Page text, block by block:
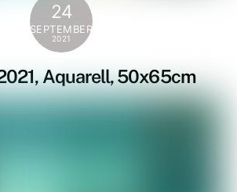
24
SEPTEMBER
2021
Aquarell, 50x65cm